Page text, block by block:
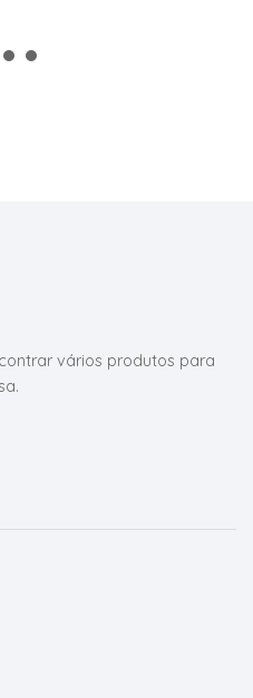
vários produtos para